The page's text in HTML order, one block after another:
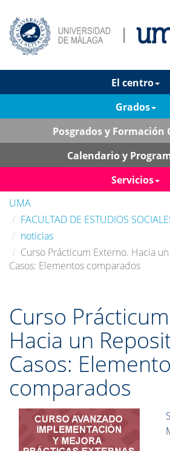
El centro
Grados
Posgrados y Formación
Calendario y
Servicios
UMA
FACULTAD DE ESTUDIOS
noticias
Curso Prácticum Externo. Hacia
Casos: Elementos comparados
Curso
Hacia un
Casos:
comparados